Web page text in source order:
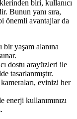
biri, kullanıcı
Bunun yanı sıra,
önemli avantajlar da
yaşam alanına
dostu arayüzleri ile
tasarlanmıştır.
evinizi her
kullanımınızı